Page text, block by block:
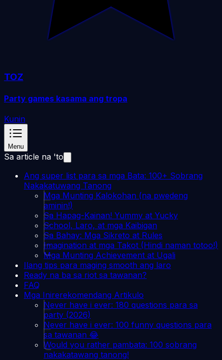
TOZ
Party games kasama ang tropa
Kunin
Menu
Sa article na 'to
Ang super list para sa mga Bata: 100+ Sobrang
Nakakatuwang Tanong
Mga Munting Kalokohan (na pwedeng
aminin!)
Sa Hapag-Kainan! Yummy at Yucky
School, Laro, at mga Kaibigan
Sa Bahay: Mga Sikreto at Rules
Imagination at mga Takot (Hindi naman totoo!)
Mga Munting Achievement at Ugali
Ilang tips para maging smooth ang laro
Ready na ba sa riot sa tawanan?
FAQ
Mga Inirerekomendang Artikulo
Never have i ever: 180 questions para sa
party (2026)
Never have i ever: 100 funny questions para
sa tawanan 😂
Would you rather pambata: 100 sobrang
nakakatawang tanong!